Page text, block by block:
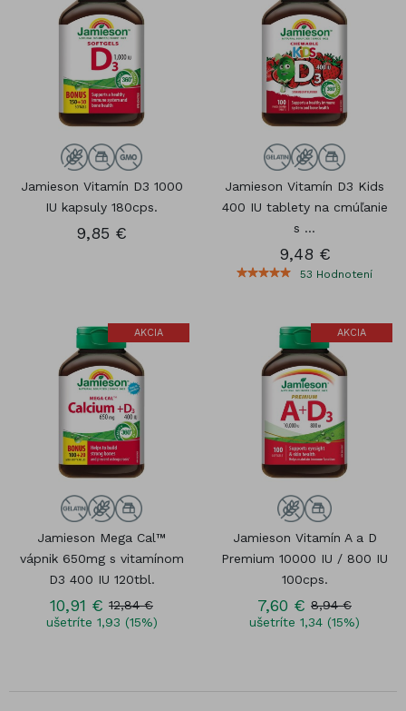
Jamieson Vitamín D3 1000
IU kapsuly 180cps.
9,85 €
Jamieson Vitamín D3 Kids
400 IU tablety na cmúľanie
s ...
9,48 €
53 Hodnotení
AKCIA
Jamieson Mega Cal™
vápnik 650mg s vitamínom
D3 400 IU 120tbl.
10,91 € 12,84 €
ušetríte 1,93 (15%)
AKCIA
Jamieson Vitamín A a D
Premium 10000 IU / 800 IU
100cps.
7,60 € 8,94 €
ušetríte 1,34 (15%)